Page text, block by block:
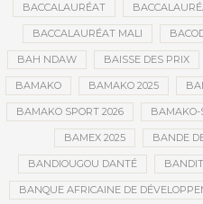
BACCALAURÉAT
BACCALAURÉAT MALI
BAH NDAW BAISSE DES PRIX
BAMAKO BAMAKO 2025
BAMAKO SPORT 2026 BAMAKO-
BAMEX 2025 BANDE
BANDIOUGOU DANTÉ
BANQUE AFRICAINE DE